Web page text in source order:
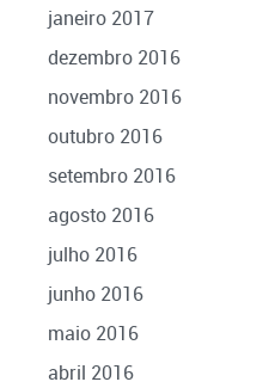
janeiro 2017
dezembro 2016
novembro 2016
outubro 2016
setembro 2016
agosto 2016
julho 2016
junho 2016
maio 2016
abril 2016